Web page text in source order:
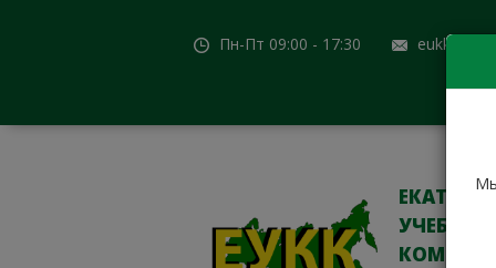
Пн-Пт 09:00 - 17:30
УЧЕБНО-